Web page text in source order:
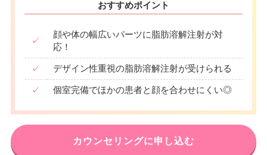
おすすめポイント
✓
顔や体の幅広いパーツに脂肪溶解注射が対
応！
✓ デザイン性重視の脂肪溶解注射が受けられる
✓ 個室完備でほかの患者と顔を合わせにくい◎
カウンセリングに申し込む